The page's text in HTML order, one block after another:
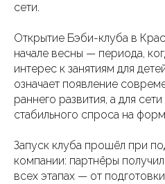
сети.
Открытие Бэби-клуба в
начале весны — периода,
интерес к занятиям для
означает появление
раннего развития, а для
стабильного спроса на
Запуск клуба прошёл при
компании: партнёры
всех этапах — от